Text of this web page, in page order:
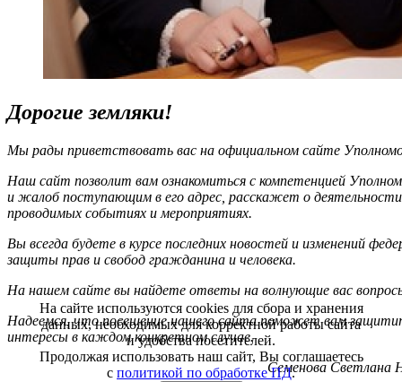
Дорогие земляки!
Мы рады приветствовать вас на официальном сайте
Наш сайт позволит вам ознакомиться с компетенцией
и жалоб поступающим в его адрес, расскажет о
проводимых событиях и мероприятиях.
Вы всегда будете в курсе последних новостей и изменений
защиты прав и свобод гражданина и человека.
На нашем сайте вы найдете ответы на волнующие вас
Надеемся, что посещение нашего сайта поможет вам
интересы в каждом конкретном случае.
Семенова Светлана
На сайте используются cookies для сбора и хранения
данных, необходимых для корректной работы сайта
и удобства посетителей.
Продолжая использовать наш сайт, Вы соглашаетесь
с политикой по обработке ПД.